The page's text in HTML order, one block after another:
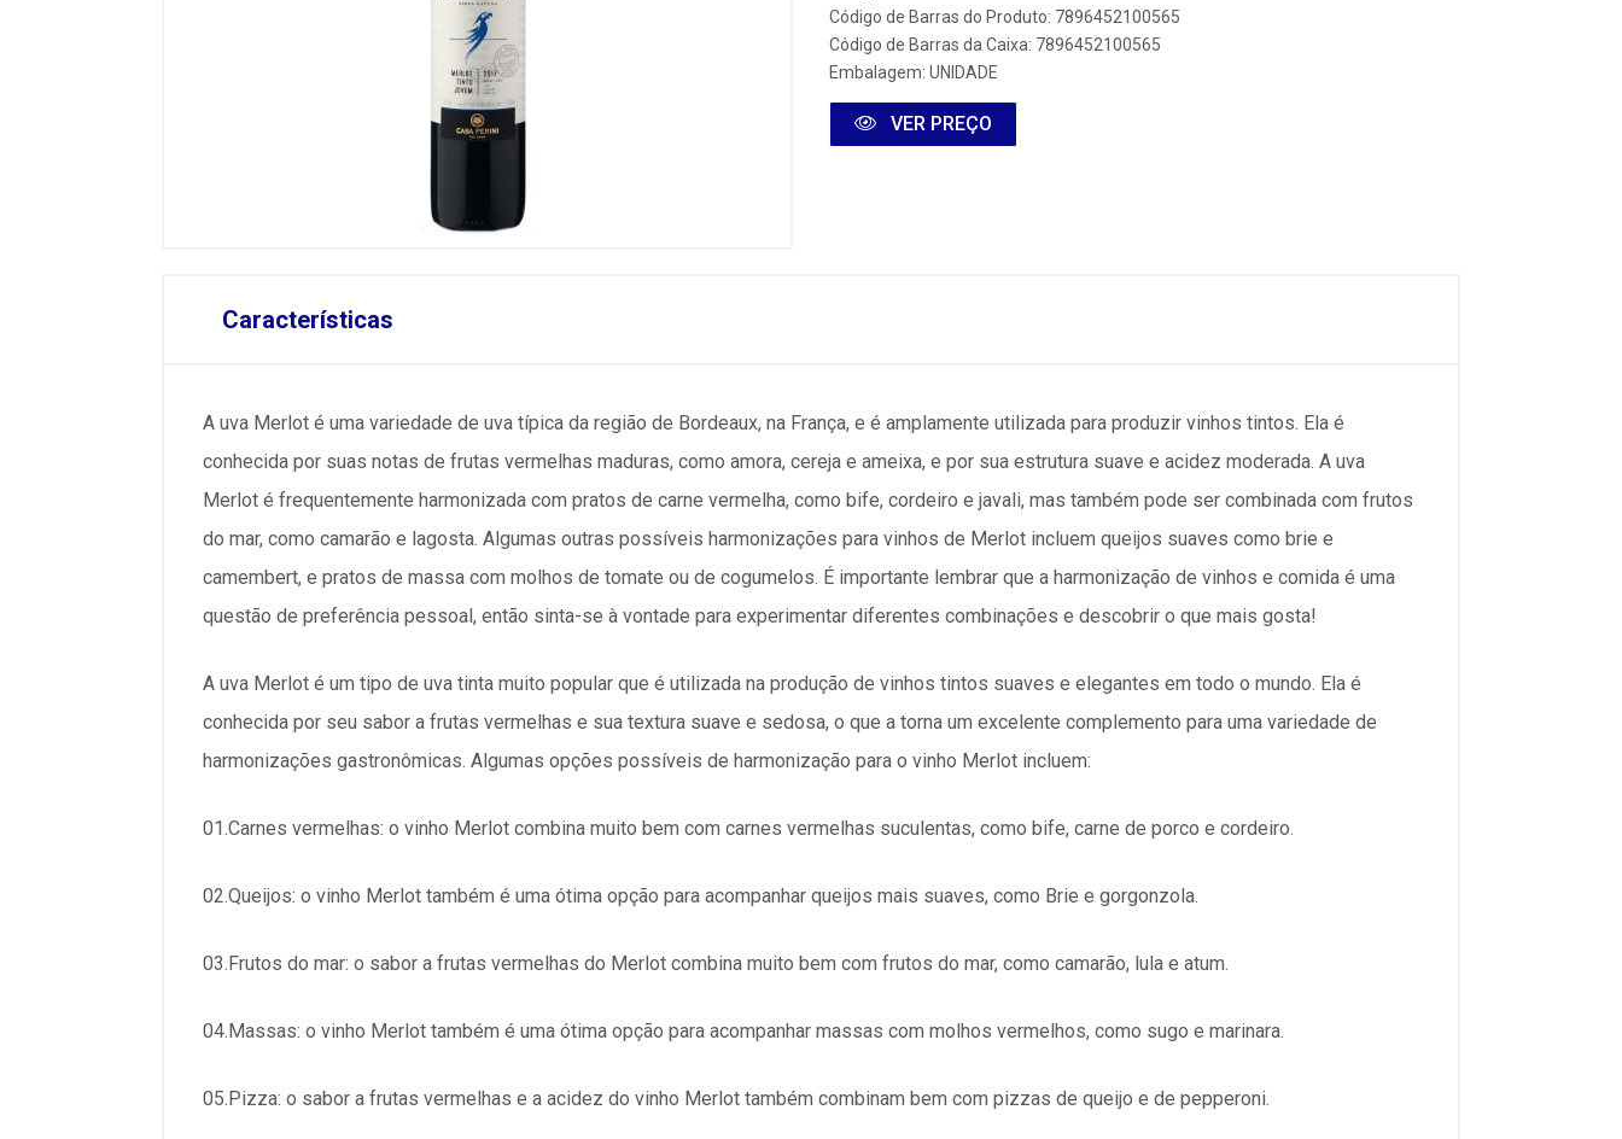
Código de Barras do Produto: 7896452100565
Código de Barras da Caixa: 7896452100565
Embalagem: UNIDADE
VER PREÇO
Características
A uva Merlot é uma variedade de uva típica da região de Bordeaux, na França, e é amplamente utilizada para produzir vinhos tintos. Ela é
conhecida por suas notas de frutas vermelhas maduras, como amora, cereja e ameixa, e por sua estrutura suave e acidez moderada. A uva
Merlot é frequentemente harmonizada com pratos de carne vermelha, como bife, cordeiro e javali, mas também pode ser combinada com frutos
do mar, como camarão e lagosta. Algumas outras possíveis harmonizações para vinhos de Merlot incluem queijos suaves como brie e
camembert, e pratos de massa com molhos de tomate ou de cogumelos. É importante lembrar que a harmonização de vinhos e comida é uma
questão de preferência pessoal, então sinta-se à vontade para experimentar diferentes combinações e descobrir o que mais gosta!
A uva Merlot é um tipo de uva tinta muito popular que é utilizada na produção de vinhos tintos suaves e elegantes em todo o mundo. Ela é
conhecida por seu sabor a frutas vermelhas e sua textura suave e sedosa, o que a torna um excelente complemento para uma variedade de
harmonizações gastronômicas. Algumas opções possíveis de harmonização para o vinho Merlot incluem:
01.Carnes vermelhas: o vinho Merlot combina muito bem com carnes vermelhas suculentas, como bife, carne de porco e cordeiro.
02.Queijos: o vinho Merlot também é uma ótima opção para acompanhar queijos mais suaves, como Brie e gorgonzola.
03.Frutos do mar: o sabor a frutas vermelhas do Merlot combina muito bem com frutos do mar, como camarão, lula e atum.
04.Massas: o vinho Merlot também é uma ótima opção para acompanhar massas com molhos vermelhos, como sugo e marinara.
05.Pizza: o sabor a frutas vermelhas e a acidez do vinho Merlot também combinam bem com pizzas de queijo e de pepperoni.